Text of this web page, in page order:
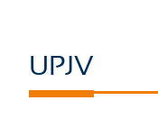
UPJV